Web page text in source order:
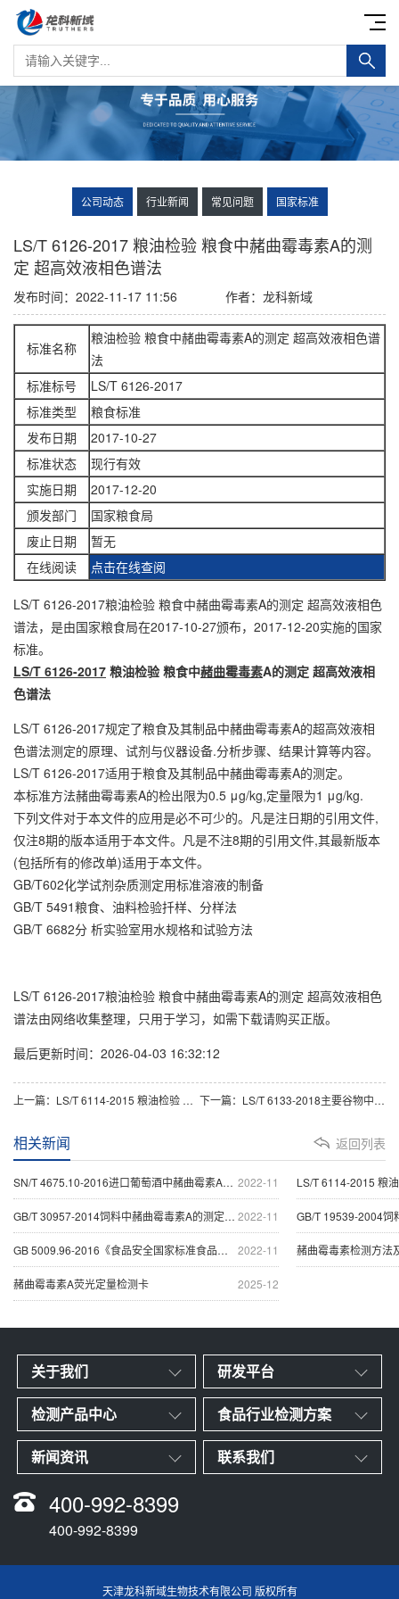
公司动态 行业新闻 常见问题 国家标准
LS/T 6126-2017 粮油检验 粮食中赭曲霉毒素A的测
定 超高效液相色谱法
发布时间：2022-11-17 11:56 作者：龙科新域
标准名称
粮油检验 粮食中赭曲霉毒素A的测定 超高效液相色谱
法
标准标号
LS/T 6126-2017
标准类型
粮食标准
发布日期
2017-10-27
标准状态
现行有效
实施日期
2017-12-20
颁发部门
国家粮食局
废止日期
暂无
在线阅读
点击在线查阅
LS/T 6126-2017粮油检验 粮食中赭曲霉毒素A的测定 超高效液相色
谱法，是由国家粮食局在2017-10-27颁布，2017-12-20实施的国家
标准。
LS/T 6126-2017 粮油检验 粮食中赭曲霉毒素A的测定 超高效液相
色谱法
LS/T 6126-2017规定了粮食及其制品中赭曲霉毒素A的超高效液相
色谱法测定的原理、试剂与仪器设备.分析步骤、结果计算等内容。
LS/T 6126-2017适用于粮食及其制品中赭曲霉毒素A的测定。
本标准方法赭曲霉毒素A的检出限为0.5 μg/kg,定量限为1 μg/kg.
下列文件对于本文件的应用是必不可少的。凡是注日期的引用文件,
仅注8期的版本适用于本文件。凡是不注8期的引用文件,其最新版本
(包括所有的修改单)适用于本文件。
GB/T602化学试剂杂质测定用标准溶液的制备
GB/T 5491粮食、油料检验扦样、分样法
GB/T 6682分 析实验室用水规格和试验方法
LS/T 6126-2017粮油检验 粮食中赭曲霉毒素A的测定 超高效液相色
谱法由网络收集整理，只用于学习，如需下载请购买正版。
最后更新时间：2026-04-03 16:32:12
上一篇：LS/T 6114-2015 粮油检验 粮食中赭曲霉毒素A测定 胶体金快速定量法 下一篇：LS/T 6133-2018主要谷物中16种真菌毒素的测定 液相色谱串联质谱法
返回列表
相关新闻
2022-11
SN/T 4675.10-2016进口葡萄酒中赭曲霉素A的测定 液相 LS/T 6114-2015 粮油检验
2022-11
GB/T 30957-2014饲料中赭曲霉毒素A的测定免疫亲和柱 GB/T 19539-2004饲
2022-11
GB 5009.96-2016《食品安全国家标准食品中赭曲霉毒 赭曲霉毒素检测方法
2025-12
赭曲霉毒素A荧光定量检测卡
关于我们 研发平台
检测产品中心 食品行业检测方案
新闻资讯 联系我们
400-992-8399
400-992-8399
天津龙科新域生物技术有限公司 版权所有